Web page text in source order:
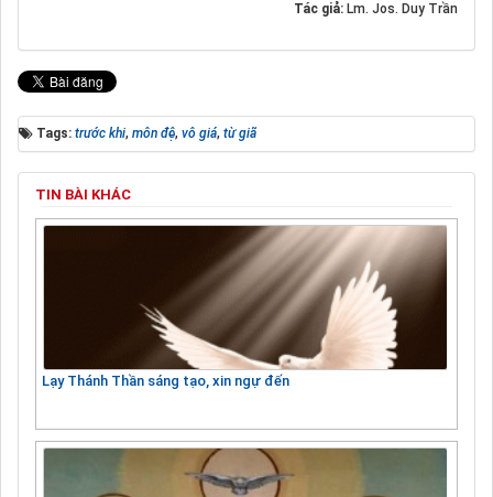
Tác giả: Lm. Jos. Duy Trần
Tags: trước khi, môn đệ, vô giá, từ giã
TIN BÀI KHÁC
Lạy Thánh Thần sáng tạo, xin ngự đến